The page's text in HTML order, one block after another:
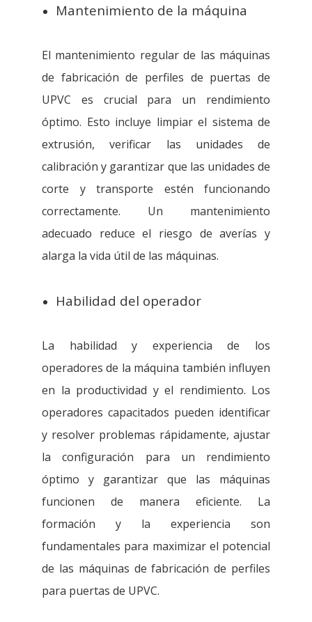
Mantenimiento de la máquina
El mantenimiento regular de las máquinas
de fabricación de perfiles de puertas de
UPVC es crucial para un rendimiento
óptimo. Esto incluye limpiar el sistema de
extrusión, verificar las unidades de
calibración y garantizar que las unidades de
corte y transporte estén funcionando
correctamente. Un mantenimiento
adecuado reduce el riesgo de averías y
alarga la vida útil de las máquinas.
Habilidad del operador
La habilidad y experiencia de los
operadores de la máquina también influyen
en la productividad y el rendimiento. Los
operadores capacitados pueden identificar
y resolver problemas rápidamente, ajustar
la configuración para un rendimiento
óptimo y garantizar que las máquinas
funcionen de manera eficiente. La
formación y la experiencia son
fundamentales para maximizar el potencial
de las máquinas de fabricación de perfiles
para puertas de UPVC.